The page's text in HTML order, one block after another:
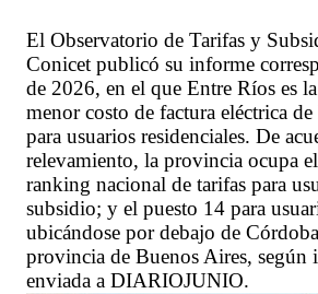
El Observatorio de Tarifas y
Conicet publicó su informe
de 2026, en el que Entre Ríos es
menor costo de factura eléctrica
para usuarios residenciales. De
relevamiento, la provincia ocupa
ranking nacional de tarifas para
subsidio; y el puesto 14 para
ubicándose por debajo de
provincia de Buenos Aires, según
enviada a DIARIOJUNIO.